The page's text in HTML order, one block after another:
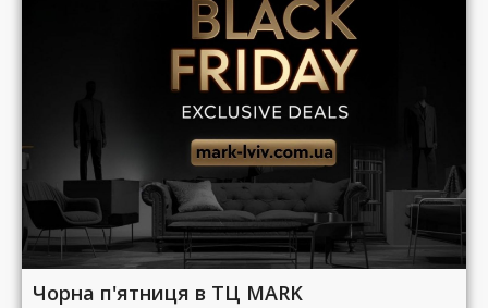
Чорна п'ятниця в ТЦ MARK